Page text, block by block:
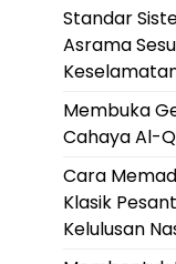
Standar
Asrama
Membuka
Cahaya Al-
Cara
Klasik
Kelulusan